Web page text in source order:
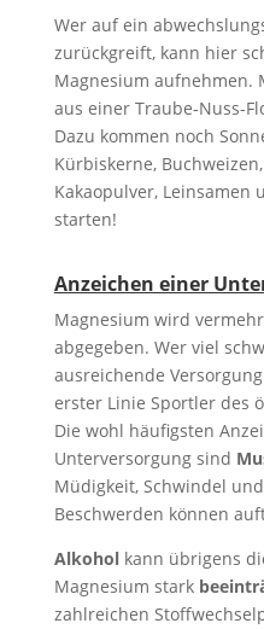
Wer auf ein
zurückgreift, kann hier
Magnesium aufnehmen.
aus einer Traube-Nuss-
Dazu kommen noch
Kürbiskerne,
Kakaopulver, Leinsamen
starten!
Anzeichen einer
Magnesium wird
abgegeben. Wer viel
ausreichende
erster Linie Sportler des
Die wohl häufigsten
Unterversorgung sind
Müdigkeit, Schwindel
Beschwerden können
Alkoholkann übrigens
Magnesium stark
zahlreichen